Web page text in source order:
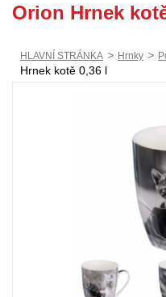
Orion Hrnek
HLAVNÍ STRÁNKA > Hrnky >
Hrnek kotě 0,36 l